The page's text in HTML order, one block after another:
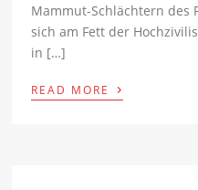
Mammut-Schlächtern des
sich am Fett der
in […]
READ MORE ›